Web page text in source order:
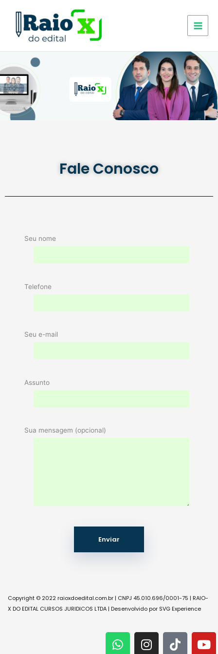
conteúdo
Fale Conosco
Seu nome
Telefone
Seu e-mail
Assunto
Sua mensagem (opcional)
Copyright © 2022 raioxdoedital.com.br | CNPJ 45.010.696/0001-75 | RAIO-
X DO EDITAL CURSOS JURIDICOS LTDA | Desenvolvido por SVG Experience
W
I
T
Y